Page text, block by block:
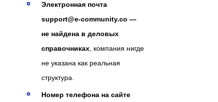
Электронная почта
support@e-community.co —
не найдена в деловых
справочниках , компания нигде
не указана как реальная
структура.
Номер телефона на сайте